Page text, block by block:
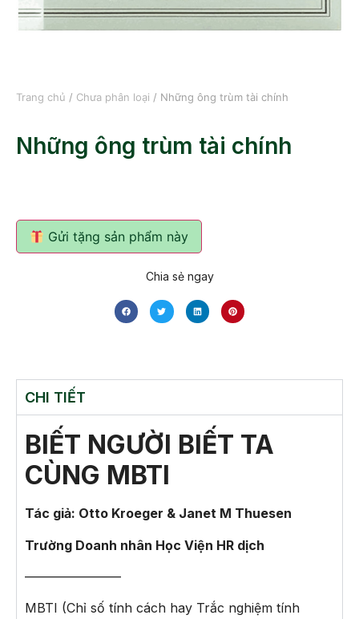
Trang chủ / Chưa phân loại / Những ông trùm tài chính
Những ông trùm tài chính
Gửi tặng sản phẩm này
Chia sẻ ngay
CHI TIẾT
BIẾT NGƯỜI BIẾT TA
CÙNG MBTI
Tác giả: Otto Kroeger & Janet M Thuesen
Trường Doanh nhân Học Viện HR dịch
———————–
MBTI (Chỉ số tính cách hay Trắc nghiệm tính